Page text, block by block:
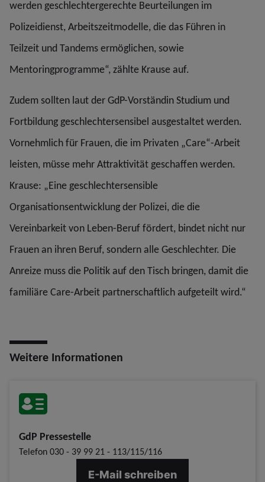
werden geschlechtergerechte Beurteilungen im
Polizeidienst, Arbeitszeitmodelle, die das Führen in
Teilzeit und Tandems ermöglichen, sowie
Mentoringprogramme“, zählte Krause auf.
Zudem sollten laut der GdP-Vorständin Studium und
Fortbildung geschlechtersensibel ausgestaltet werden.
Vornehmlich für Frauen, die im Privaten „Care“-Arbeit
leisten, müsse mehr Attraktivität geschaffen werden.
Krause: „Eine geschlechtersensible
Organisationsentwicklung der Polizei, die die
Vereinbarkeit von Leben-Beruf fördert, bindet nicht nur
Frauen an ihren Beruf, sondern alle Geschlechter. Die
Anreize muss die Politik auf den Tisch bringen, damit die
familiäre Care-Arbeit partnerschaftlich aufgeteilt wird.“
Weitere Informationen
GdP Pressestelle
Telefon 030 - 39 99 21 - 113/115/116
E-Mail schreiben